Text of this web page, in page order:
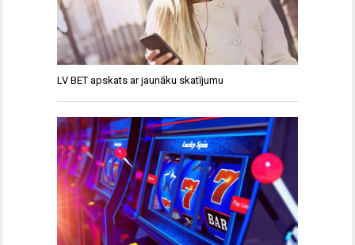
LV BET apskats ar jaunāku skatījumu